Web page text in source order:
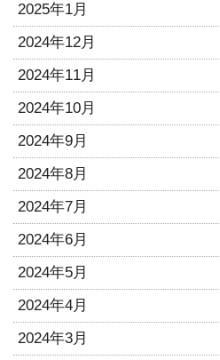
2025年1月
2024年12月
2024年11月
2024年10月
2024年9月
2024年8月
2024年7月
2024年6月
2024年5月
2024年4月
2024年3月